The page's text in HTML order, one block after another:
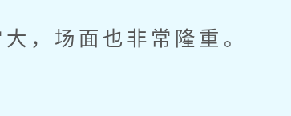
，场面也非常隆重。